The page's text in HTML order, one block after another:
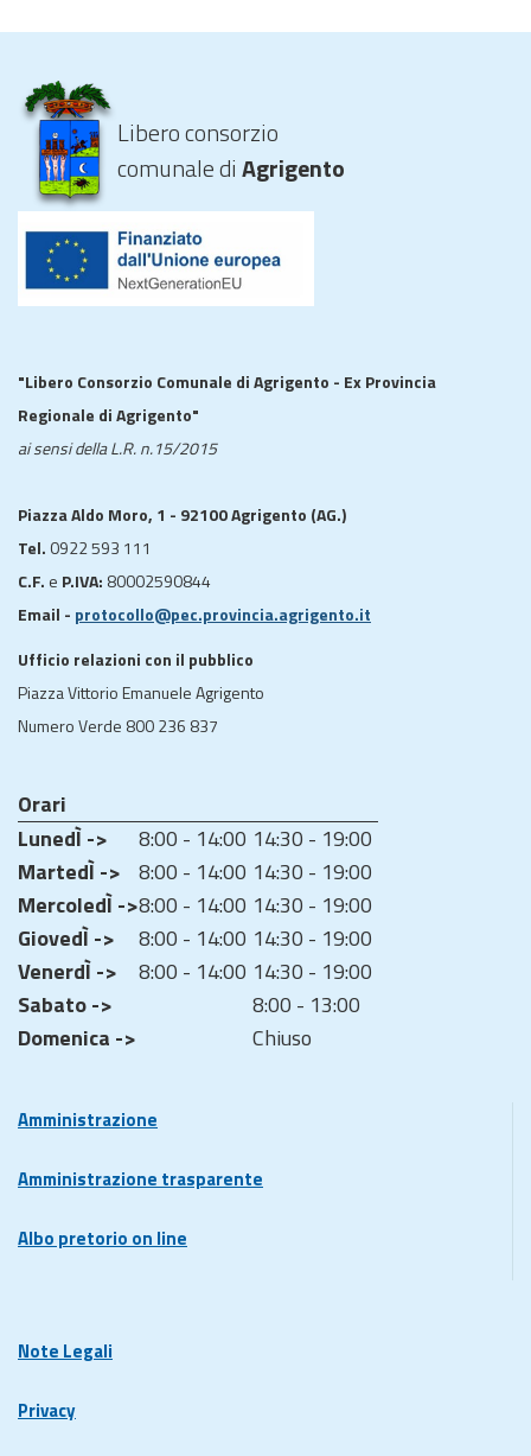
Libero consorzio
comunale diAgrigento
"Libero Consorzio Comunale di Agrigento - Ex Provincia
Regionale di Agrigento"
ai sensi della L.R. n.15/2015
Piazza Aldo Moro, 1 - 92100 Agrigento (AG.)
Tel. 0922 593 111
C.F. e P.IVA: 80002590844
Email - protocollo@pec.provincia.agrigento.it
Ufficio relazioni con il pubblico
Piazza Vittorio Emanuele Agrigento
Numero Verde 800 236 837
Orari
LunedÌ ->
8:00 - 14:00 14:30 - 19:00
MartedÌ -> 8:00 - 14:00 14:30 - 19:00
MercoledÌ ->8:00 - 14:00 14:30 - 19:00
GiovedÌ ->
8:00 - 14:00 14:30 - 19:00
VenerdÌ ->
8:00 - 14:00 14:30 - 19:00
Sabato ->
8:00 - 13:00
Domenica ->
Chiuso
Amministrazione
Amministrazione trasparente
Albo pretorio on line
Note Legali
Privacy